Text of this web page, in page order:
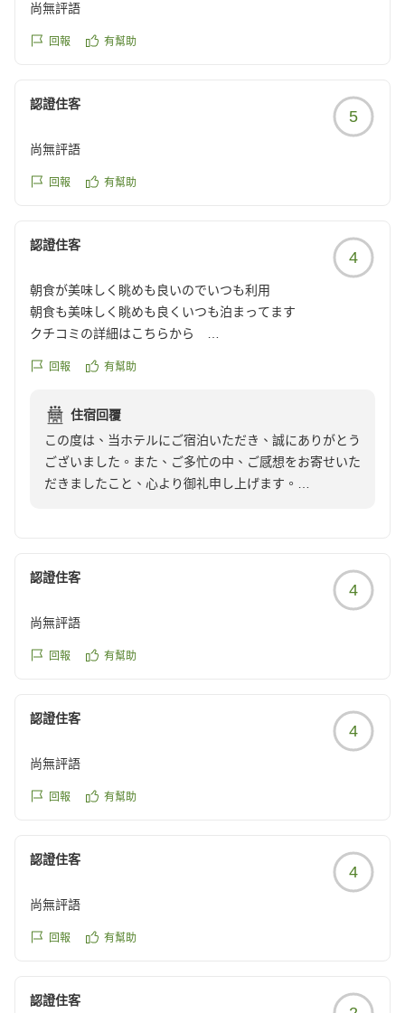
尚無評語
回報 有幫助
認證住客
5
尚無評語
回報 有幫助
認證住客
4
朝食が美味しく眺めも良いのでいつも利用
朝食も美味しく眺めも良くいつも泊まってます
クチコミの詳細はこちらから
reviewId=33123478437549
回報 有幫助
住宿回覆
この度は、当ホテルにご宿泊いただき、誠にありがとう
ございました。また、ご多忙の中、ご感想をお寄せいた
だきましたこと、心より御礼申し上げます。
よう、これからもサービスの向上に努めてまいります。
またのご来館をスタッフ一同、心よりお待ちしておりま
認證住客
4
尚無評語
回報 有幫助
認證住客
4
尚無評語
回報 有幫助
認證住客
4
尚無評語
回報 有幫助
認證住客